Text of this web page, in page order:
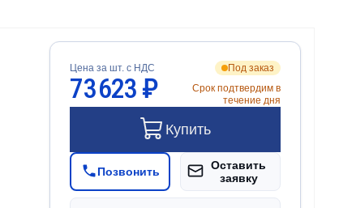
Цена за шт. с НДС
73 623 ₽
Под заказ
Срок подтвердим в
течение дня
Купить
Позвонить
Оставить
заявку